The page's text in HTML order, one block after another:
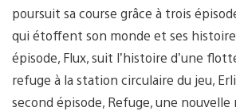
poursuit sa course grâce à trois
qui étoffent son monde et ses
épisode, Flux, suit l’histoire d’une
refuge à la station circulaire du jeu,
second épisode, Refuge, une nouvelle